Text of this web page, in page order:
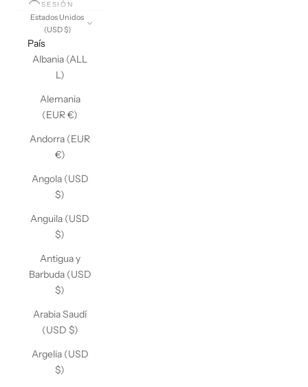
SESIÓN
Estados Unidos
(USD $)
País
Albania (ALL
L)
Alemania
(EUR €)
Andorra (EUR
€)
Angola (USD
$)
Anguila (USD
$)
Antigua y
Barbuda (USD
$)
Arabia Saudí
(USD $)
Argelia (USD
$)